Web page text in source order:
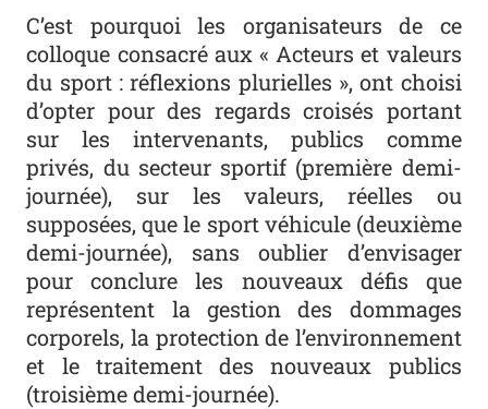
C’est pourquoi les organisateurs de ce
colloque consacré aux « Acteurs et valeurs
du sport : réflexions plurielles », ont choisi
d’opter pour des regards croisés portant
sur les intervenants, publics comme
privés, du secteur sportif (première demi-
journée), sur les valeurs, réelles ou
supposées, que le sport véhicule (deuxième
demi-journée), sans oublier d’envisager
pour conclure les nouveaux défis que
représentent la gestion des dommages
corporels, la protection de l’environnement
et le traitement des nouveaux publics
(troisième demi-journée).